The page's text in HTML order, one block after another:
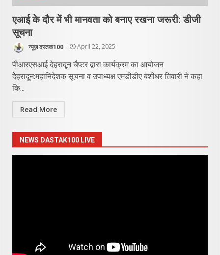
एआई के दौर में भी मानवता को बनाए रखना जरूरी: डीजी
सूचना
न्यूज़ दस्तक100 April 22, 2025
पीआरएसआई देहरादून चैप्टर द्वारा कार्यक्रम का आयोजन
देहरादून:‌महानिदेशक सूचना व उपाध्यक्ष एमडीडीए बंशीधर तिवारी ने कहा
कि...
Read More
NEWS DASTAK100 LIVE